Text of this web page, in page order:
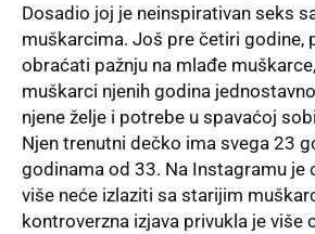
Dosadio joj je neinspirativan seks
muškarcima. Još pre četiri godine,
obraćati pažnju na mlađe
muškarci njenih godina
njene želje i potrebe u spavaćoj
Njen trenutni dečko ima svega 23
godinama od 33. Na Instagramu je
više neće izlaziti sa starijim
kontroverzna izjava privukla je više